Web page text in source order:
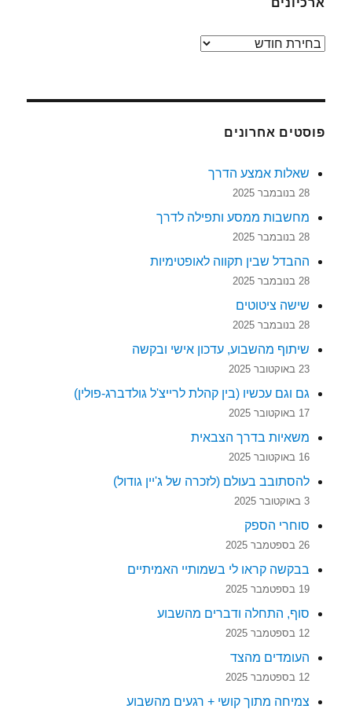
ארכיונים
ארכיונים
פוסטים אחרונים
שאלות אמצע הדרך
28 בנובמבר 2025
מחשבות ממסע ותפילה לדרך
28 בנובמבר 2025
ההבדל שבין תקווה לאופטימיות
28 בנובמבר 2025
שישה ציטוטים
28 בנובמבר 2025
שיתוף מהשבוע, עדכון אישי ובקשה
23 באוקטובר 2025
גם וגם עכשיו (בין קהלת לרייצ'ל גולדברג-פולין)
17 באוקטובר 2025
משאיות בדרך הצבאית
16 באוקטובר 2025
להסתובב בעולם (לזכרה של ג'יין גודול)
3 באוקטובר 2025
סוחרי הספק
26 בספטמבר 2025
בבקשה קראו לי בשמותיי האמיתיים
19 בספטמבר 2025
סוף, התחלה ודברים מהשבוע
12 בספטמבר 2025
העומדים מהצד
12 בספטמבר 2025
צמיחה מתוך קושי + רגעים מהשבוע